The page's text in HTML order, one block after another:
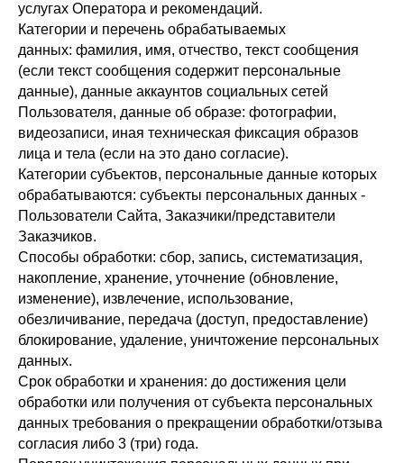
услугах Оператора и рекомендаций.
Категории и перечень обрабатываемых
данных: фамилия, имя, отчество, текст сообщения
(если текст сообщения содержит персональные
данные), данные аккаунтов социальных сетей
Пользователя, данные об образе: фотографии,
видеозаписи, иная техническая фиксация образов
лица и тела (если на это дано согласие).
Категории субъектов, персональные данные которых
обрабатываются: субъекты персональных данных -
Пользователи Сайта, Заказчики/представители
Заказчиков.
Способы обработки: сбор, запись, систематизация,
накопление, хранение, уточнение (обновление,
изменение), извлечение, использование,
обезличивание, передача (доступ, предоставление)
блокирование, удаление, уничтожение персональных
данных.
Срок обработки и хранения: до достижения цели
обработки или получения от субъекта персональных
данных требования о прекращении обработки/отзыва
согласия либо 3 (три) года.